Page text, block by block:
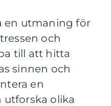
en utmaning för
och
till att hitta
sinnen och
en
utforska olika